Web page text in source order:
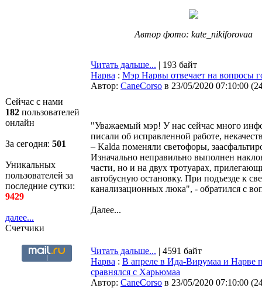
Сейчас с нами
182 пользователей
онлайн
За сегодня: 501
Уникальных
пользователей за
последние сутки:
9429
далее...
Счетчики
Автор фото: kate_nikiforovaa
Читать дальше... | 193 байт
Нарва : Мэр Нарвы отвечает на вопросы
Автор: CaneCorso в 23/05/2020 07:10:00 (
"Уважаемый мэр! У нас сейчас много
писали об исправленной работе,
– Kalda поменяли светофоры,
Изначально неправильно выполнен
части, но и на двух тротуарах,
автобусную остановку. При подъезде к
канализационных люка", - обратился с
Далее...
Читать дальше... | 4591 байт
Нарва : В апреле в Ида-Вирумаа и Нарве
сравнялся с Харьюмаа
Автор: CaneCorso в 23/05/2020 07:10:00 (